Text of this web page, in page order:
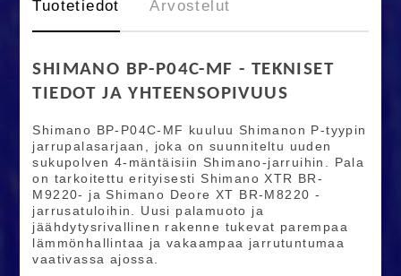
Tuotetiedot Arvostelut
SHIMANO BP-P04C-MF - TEKNISET
TIEDOT JA YHTEENSOPIVUUS
Shimano BP-P04C-MF kuuluu Shimanon P-tyypin
jarrupalasarjaan, joka on suunniteltu uuden
sukupolven 4-mäntäisiin Shimano-jarruihin. Pala
on tarkoitettu erityisesti Shimano XTR BR-
M9220- ja Shimano Deore XT BR-M8220 -
jarrusatuloihin. Uusi palamuoto ja
jäähdytysrivallinen rakenne tukevat parempaa
lämmönhallintaa ja vakaampaa jarrutuntumaa
vaativassa ajossa.